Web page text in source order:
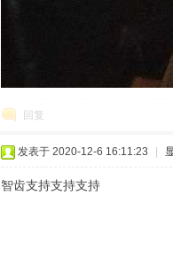
回复
发表于 2020-12-6 16:11:23
智齿支持支持支持